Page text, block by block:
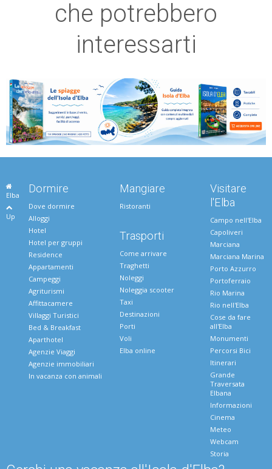
che potrebbero
interessarti
Elba
Up
Dormire
Dove dormire
Alloggi
Hotel
Hotel per gruppi
Residence
Appartamenti
Campeggi
Agriturismi
Affittacamere
Villaggi Turistici
Bed & Breakfast
Aparthotel
Agenzie Viaggi
Agenzie immobiliari
In vacanza con animali
Mangiare
Ristoranti
Trasporti
Come arrivare
Traghetti
Noleggi
Noleggia scooter
Taxi
Destinazioni
Porti
Voli
Elba online
Visitare
l'Elba
Campo nell'Elba
Capoliveri
Marciana
Marciana Marina
Porto Azzurro
Portoferraio
Rio Marina
Rio nell'Elba
Cose da fare
all'Elba
Monumenti
Percorsi Bici
Itinerari
Grande
Traversata
Elbana
Informazioni
Cinema
Meteo
Webcam
Storia